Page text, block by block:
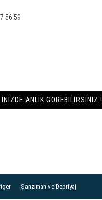
56 59
ANLIK GÖREBILIRSINIZ !
Şanzıman ve Debriyaj